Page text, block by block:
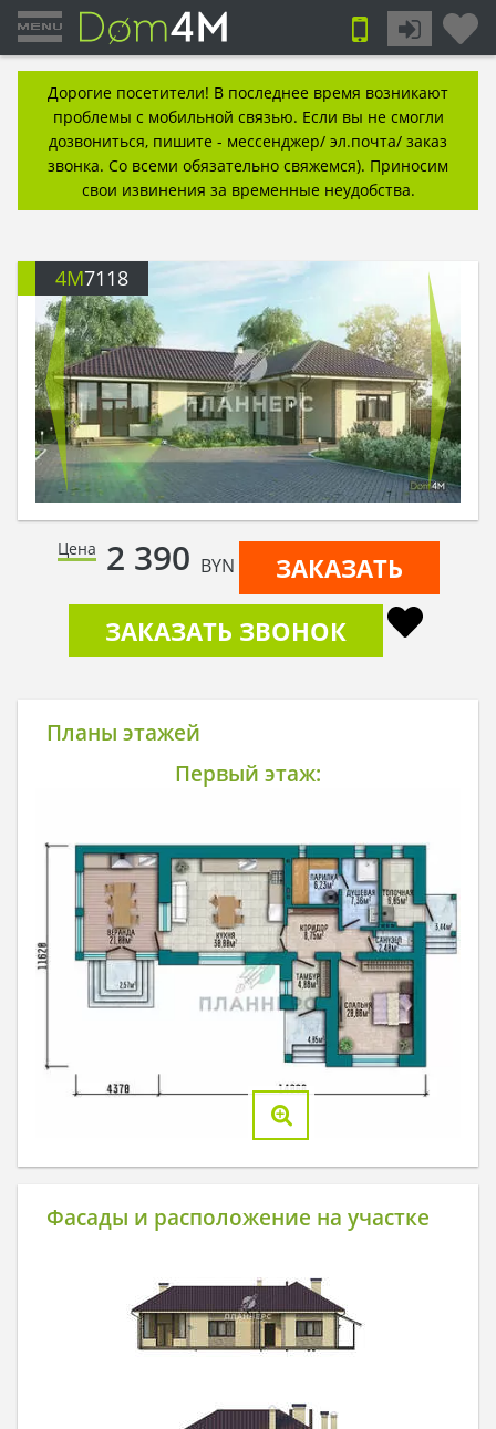
Дорогие посетители! В последнее время возникают
проблемы с мобильной связью. Если вы не смогли
дозвониться, пишите - мессенджер/ эл.почта/ заказ
звонка. Со всеми обязательно свяжемся). Приносим
свои извинения за временные неудобства.
4M7118
Цена 2 390 BYN
ЗАКАЗАТЬ
ЗАКАЗАТЬ ЗВОНОК
Планы этажей
Первый этаж:
Фасады и расположение на участке